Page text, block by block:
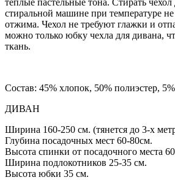
теплые пастельные тона. Стирать
стиральной машине при температуре не
отжима. Чехол не требуют глажки и
можно только юбку чехла для дивана,
ткань.
Состав: 45% хлопок, 50% полиэстер,
ДИВАН
Ширина 160-250 см. (тянется до 3-х
Глубина посадочных мест 60-80см.
Высота спинки от посадочного места
Ширина подлокотников 25-35 см.
Высота юбки 35 см.